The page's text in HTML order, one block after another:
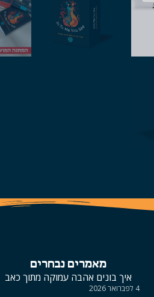
מאמרים נבחרים
איך בונים אהבה עמוקה מתוך כאב
4 לפברואר 2026